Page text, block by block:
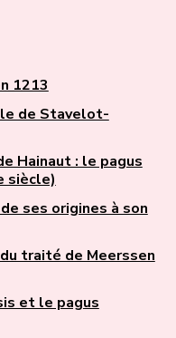
1213
de Stavelot-
Hainaut : le pagus
siècle)
ses origines à son
traité de Meerssen
et le pagus